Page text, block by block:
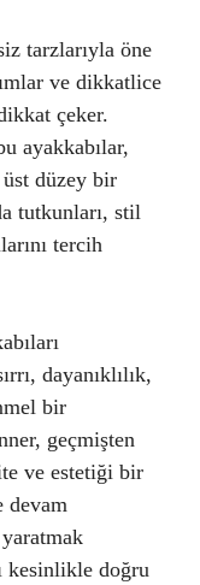
tarzlarıyla öne
ve dikkatlice
çeker.
ayakkabılar,
düzey bir
tutkunları, stil
tercih
dayanıklılık,
bir
geçmişten
ve estetiği bir
devam
kesinlikle doğru